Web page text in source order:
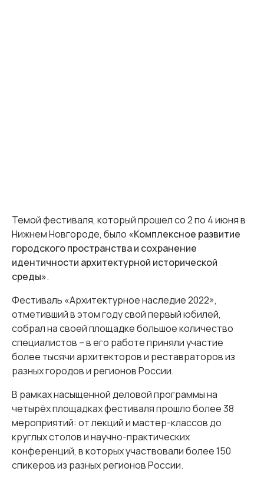
Темой фестиваля, который прошел со 2 по 4 июня в
Нижнем Новгороде, было «Комплексное развитие
городского пространства и сохранение
идентичности архитектурной исторической
среды».
Фестиваль «Архитектурное наследие 2022»,
отметивший в этом году свой первый юбилей,
собрал на своей площадке большое количество
специалистов – в его работе приняли участие
более тысячи архитекторов и реставраторов из
разных городов и регионов России.
В рамках насыщенной деловой программы на
четырёх площадках фестиваля прошло более 38
мероприятий: от лекций и мастер-классов до
круглых столов и научно-практических
конференций, в которых участвовали более 150
спикеров из разных регионов России.